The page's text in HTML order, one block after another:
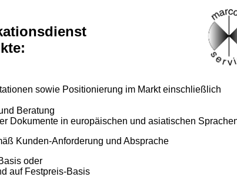
sowie Positionierung im Markt einschließlich
Beratung
Dokumente in europäischen und asiatischen
Kunden-Anforderung und Absprache
oder
auf Festpreis-Basis